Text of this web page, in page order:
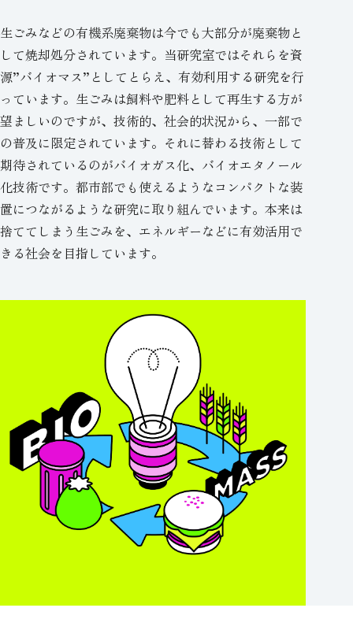
生ごみなどの有機系廃棄物は今でも大部分が廃棄物と
して焼却処分されています。当研究室ではそれらを資
源”バイオマス”としてとらえ、有効利用する研究を行
っています。生ごみは飼料や肥料として再生する方が
望ましいのですが、技術的、社会的状況から、一部で
の普及に限定されています。それに替わる技術として
期待されているのがバイオガス化、バイオエタノール
化技術です。都市部でも使えるようなコンパクトな装
置につながるような研究に取り組んでいます。本来は
捨ててしまう生ごみを、エネルギーなどに有効活用で
きる社会を目指しています。